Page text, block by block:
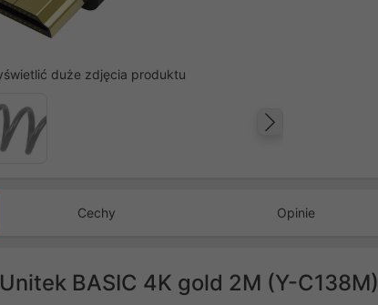
duże zdjęcia produktu
Cechy Opinie
BASIC 4K gold 2M (Y-C138M)